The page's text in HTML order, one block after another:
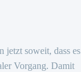
jetzt soweit, dass es
Vorgang. Damit